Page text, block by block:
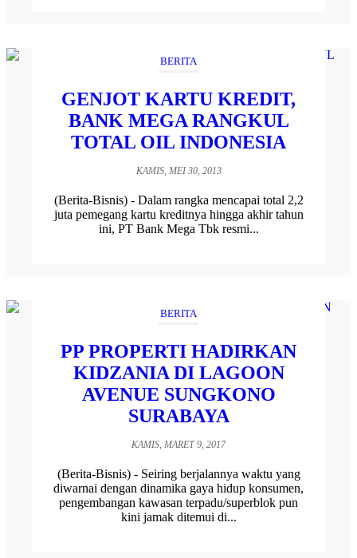
BERITA
GENJOT KARTU KREDIT,
BANK MEGA RANGKUL
TOTAL OIL INDONESIA
KAMIS, MEI 30, 2013
(Berita-Bisnis) - Dalam rangka mencapai total 2,2
juta pemegang kartu kreditnya hingga akhir tahun
ini, PT Bank Mega Tbk resmi...
BERITA
PP PROPERTI HADIRKAN
KIDZANIA DI LAGOON
AVENUE SUNGKONO
SURABAYA
KAMIS, MARET 9, 2017
(Berita-Bisnis) - Seiring berjalannya waktu yang
diwarnai dengan dinamika gaya hidup konsumen,
pengembangan kawasan terpadu/superblok pun
kini jamak ditemui di...